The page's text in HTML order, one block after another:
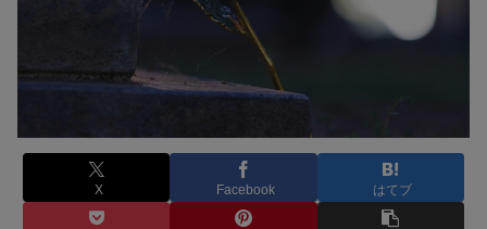
X Facebook はてブ